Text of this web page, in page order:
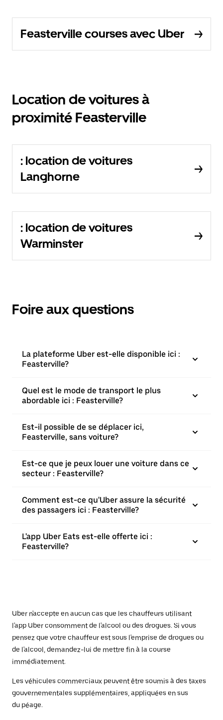
Feasterville courses avec Uber
Location de voitures à
proximité Feasterville
: location de voitures
Langhorne
: location de voitures
Warminster
Foire aux questions
La plateforme Uber est-elle disponible ici :
Feasterville?
Quel est le mode de transport le plus
abordable ici : Feasterville?
Est-il possible de se déplacer ici,
Feasterville, sans voiture?
Est-ce que je peux louer une voiture dans ce
secteur : Feasterville?
Comment est-ce qu'Uber assure la sécurité
des passagers ici : Feasterville?
L'app Uber Eats est-elle offerte ici :
Feasterville?
Uber n'accepte en aucun cas que les chauffeurs utilisant
l'app Uber consomment de l'alcool ou des drogues. Si vous
pensez que votre chauffeur est sous l'emprise de drogues ou
de l'alcool, demandez-lui de mettre fin à la course
immédiatement.
Les véhicules commerciaux peuvent être soumis à des taxes
gouvernementales supplémentaires, appliquées en sus
du péage.